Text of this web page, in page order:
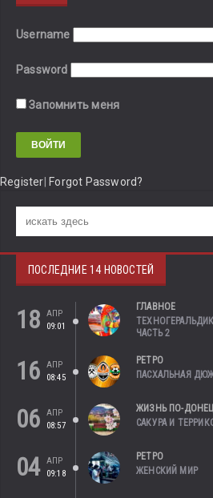
Username
Password
Запомнить меня
Register Forgot Password?
ПОСЛЕДНИЕ 14 НОВОСТЕЙ
18
АПР
09:01
ГЛАВНОЕ
ЧАСТЬ 2
16
АПР
08:45
РЕТРО
ПАСХАЛЬНАЯ
06
АПР
08:57
ЖИЗНЬ ПО-
САКУРА И
04 АПР
09:18
РЕТРО
ЖЕНСКИЙ МИР